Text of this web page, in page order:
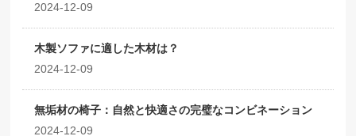
2024-12-09
木製ソファに適した木材は？
2024-12-09
無垢材の椅子：自然と快適さの完璧なコンビネーション
2024-12-09